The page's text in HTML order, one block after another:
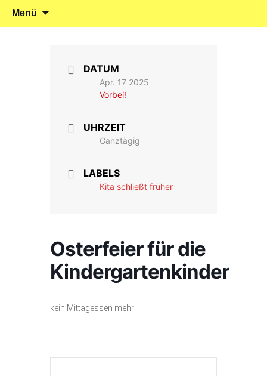
Kindergarten Marienrachdorf
Klein reingehen – Groß rauskommen
Menü
DATUM
Apr. 17 2025
Vorbei!
UHRZEIT
Ganztägig
LABELS
Kita schließt früher
Osterfeier für die
Kindergartenkinder
kein Mittagessen mehr